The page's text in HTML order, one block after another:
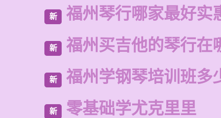
新 福州琴行哪家最好实
新 福州买吉他的琴行在
新 福州学钢琴培训班多
新 零基础学尤克里里